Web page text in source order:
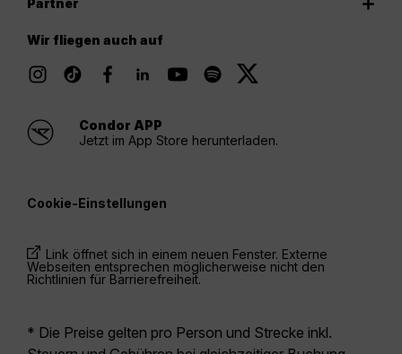
Partner
Wir fliegen auch auf
Condor APP
Jetzt im App Store herunterladen.
Cookie-Einstellungen
Link öffnet sich in einem neuen Fenster. Externe
Webseiten entsprechen möglicherweise nicht den
Richtlinien für Barrierefreiheit.
* Die Preise gelten pro Person und Strecke inkl.